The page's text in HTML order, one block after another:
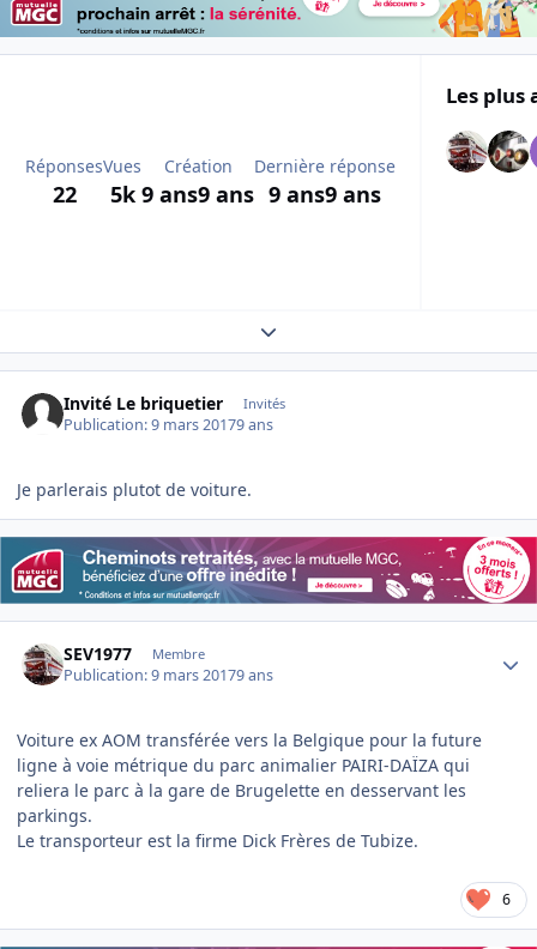
Réponses
22
Vues
5k
Création
9 ans9 ans
Dernière réponse
9 ans9 ans
Les plus
Expand topic overview
Invité Le briquetier Invités
Publication:9 mars 20179 ans
Je parlerais plutot de voiture.
SEV1977 Membre
Publication:9 mars 20179 ans
Voiture ex AOM transférée vers la Belgique pour la future
ligne à voie métrique du parc animalier PAIRI-DAÏZA qui
reliera le parc à la gare de Brugelette en desservant les
parkings.
Le transporteur est la firme Dick Frères de Tubize.
6